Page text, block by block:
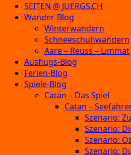
SEITEN @ JUERGS.CH
Wander-Blog
Winterwandern
Schneeschuhwandern
Aare – Reuss – Limmat
Ausflugs-Blog
Ferien-Blog
Spiele-Blog
Catan – Das Spiel
Catan –
Szenario:
Szenario:
Szenario:
Szenario: